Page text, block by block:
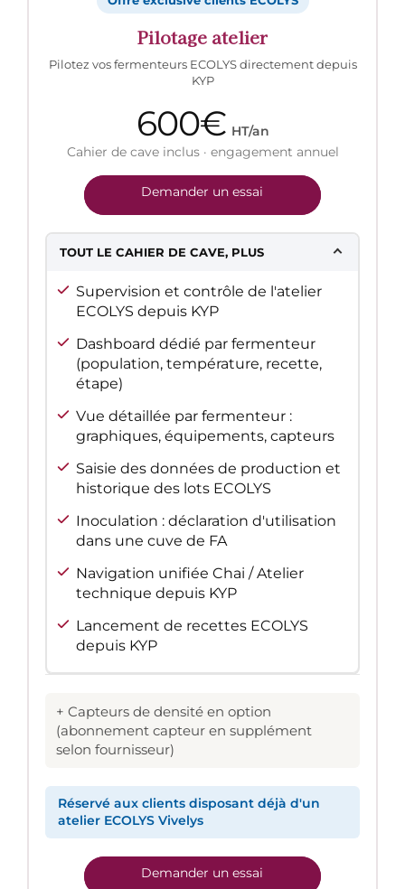
Pilotage atelier
Pilotez vos fermenteurs ECOLYS directement depuis
KYP
600€ HT/an
Cahier de cave inclus · engagement annuel
Demander un essai
TOUT LE CAHIER DE CAVE, PLUS
Supervision et contrôle de l'atelier
ECOLYS depuis KYP
Dashboard dédié par fermenteur
(population, température, recette,
étape)
Vue détaillée par fermenteur :
graphiques, équipements, capteurs
Saisie des données de production et
historique des lots ECOLYS
Inoculation : déclaration d'utilisation
dans une cuve de FA
Navigation unifiée Chai / Atelier
technique depuis KYP
Lancement de recettes ECOLYS
depuis KYP
+ Capteurs de densité en option
(abonnement capteur en supplément
selon fournisseur)
Réservé aux clients disposant déjà d'un
atelier ECOLYS Vivelys
Demander un essai